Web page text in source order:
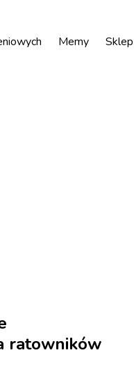
Memy Sklep
ratowników